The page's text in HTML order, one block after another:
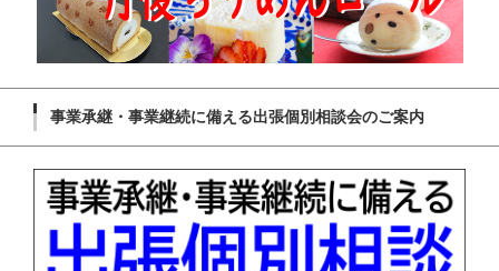
事業承継・事業継続に備える出張個別相談会のご案内